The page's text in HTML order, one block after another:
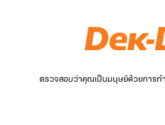
ตรวจสอบว่าคุณเป็นมนุษย์ด้วยการทำ